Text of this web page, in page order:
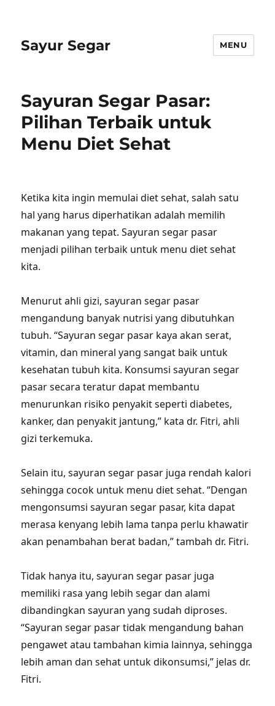
Sayur Segar MENU
Sayuran Segar Pasar:
Pilihan Terbaik untuk
Menu Diet Sehat
Ketika kita ingin memulai diet sehat, salah satu
hal yang harus diperhatikan adalah memilih
makanan yang tepat. Sayuran segar pasar
menjadi pilihan terbaik untuk menu diet sehat
kita.
Menurut ahli gizi, sayuran segar pasar
mengandung banyak nutrisi yang dibutuhkan
tubuh. “Sayuran segar pasar kaya akan serat,
vitamin, dan mineral yang sangat baik untuk
kesehatan tubuh kita. Konsumsi sayuran segar
pasar secara teratur dapat membantu
menurunkan risiko penyakit seperti diabetes,
kanker, dan penyakit jantung,” kata dr. Fitri, ahli
gizi terkemuka.
Selain itu, sayuran segar pasar juga rendah kalori
sehingga cocok untuk menu diet sehat. “Dengan
mengonsumsi sayuran segar pasar, kita dapat
merasa kenyang lebih lama tanpa perlu khawatir
akan penambahan berat badan,” tambah dr. Fitri.
Tidak hanya itu, sayuran segar pasar juga
memiliki rasa yang lebih segar dan alami
dibandingkan sayuran yang sudah diproses.
“Sayuran segar pasar tidak mengandung bahan
pengawet atau tambahan kimia lainnya, sehingga
lebih aman dan sehat untuk dikonsumsi,” jelas dr.
Fitri.